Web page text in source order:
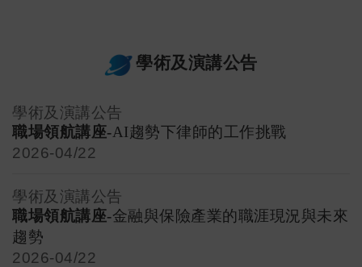
學術及演講公告
學術及演講公告
職場領航講座-AI趨勢下律師的工作挑戰
2026-04/22
學術及演講公告
職場領航講座-金融與保險產業的職涯現況與未來
趨勢
2026-04/22